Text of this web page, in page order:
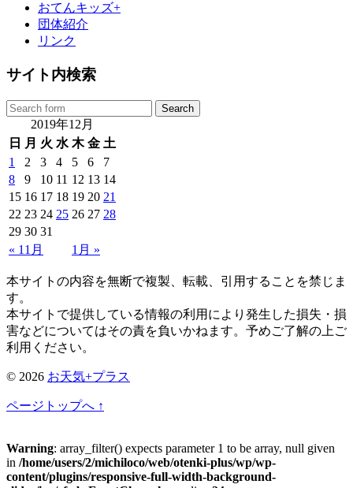
おてんキッズ+
団体紹介
リンク
サイト内検索
2019年12月
日
月 火 水 木 金 土
« 11月 1月 »
1 2 3 4 5 6
7
8
9 10 11 12 13 14
15 16 17 18 19 20 21
22 23 24 25 26 27 28
29 30 31
本サイトの内容を無断で複製、転載、引用することを禁じま
す。
本サイトで提供している情報の利用により発生した損失・損
害などについてはその責を負いかねます。予めご了解の上ご
利用ください。
© 2026 お天気+プラス
ページトップへ ↑
Warning: array_filter() expects parameter 1 to be array, null given
in /home/users/2/michiloco/web/otenki-plus/wp/wp-
content/plugins/responsive-full-width-background-